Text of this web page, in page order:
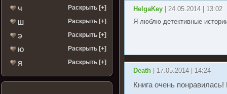
Ч Раскрыть [+]
Ш Раскрыть [+]
Э Раскрыть [+]
Ю Раскрыть [+]
Я Раскрыть [+]
HelgaKey | 24.05.2014 | 13:02
Я люблю детективные
Death | 17.05.2014 | 14:24
Книга очень понравилась!